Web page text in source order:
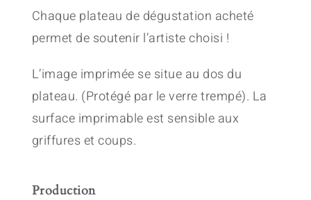
Chaque plateau de dégustation acheté
permet de soutenir l’artiste choisi !
L’image imprimée se situe au dos du
plateau. (Protégé par le verre trempé). La
surface imprimable est sensible aux
griffures et coups.
Production